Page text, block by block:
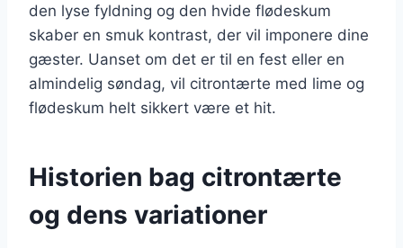
den lyse fyldning og den hvide flødeskum
skaber en smuk kontrast, der vil imponere dine
gæster. Uanset om det er til en fest eller en
almindelig søndag, vil citrontærte med lime og
flødeskum helt sikkert være et hit.
Historien bag citrontærte
og dens variationer